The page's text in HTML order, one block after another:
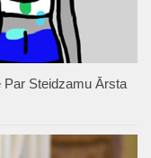
Steidzamu Ārsta